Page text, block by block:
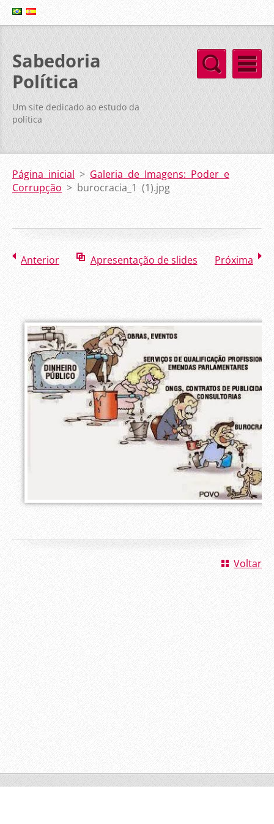
Sabedoria
Política
Um site dedicado ao estudo da
política
Página inicial > Galeria de Imagens: Poder e
Corrupção > burocracia_1 (1).jpg
Anterior Apresentação de slides Próxima
Voltar